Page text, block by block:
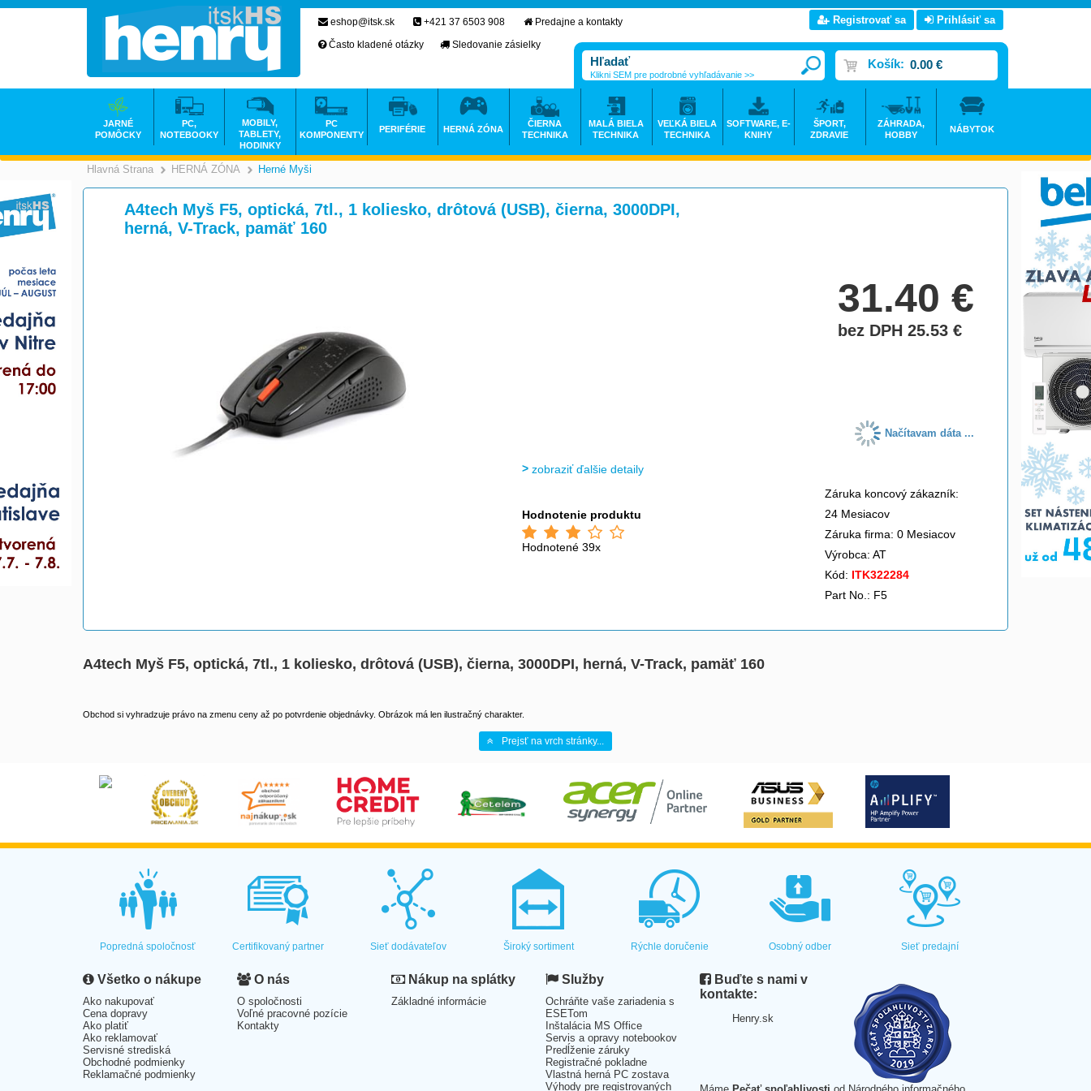
Hlavná Strana >
HERNÁ ZÓNA >
Herné Myši
A4tech Myš F5, optická, 7tl., 1 koliesko, drôtová (USB), čierna, 3000DPI,
herná, V-Track, pamäť 160
31.40€
bez DPH 25.53€
Načítavam dáta ...
zobraziť ďalšie detaily
Hodnotenie produktu
Hodnotené 39x
Záruka koncový zákazník:
24 Mesiacov
Záruka firma: 0 Mesiacov
Výrobca: AT
Kód: ITK322284
Part No.: F5
A4tech Myš F5, optická, 7tl., 1 koliesko, drôtová (USB), čierna, 3000DPI, herná, V-Track, pamäť 160
Obchod si vyhradzuje právo na zmenu ceny až po potvrdenie objednávky. Obrázok má len ilustračný charakter.
Prejsť na vrch stránky...
eshop@itsk.sk +421 37 6503 908
Predajne a kontakty
Často kladené otázky
Sledovanie zásielky
Registrovať sa Prihlásiť sa
Košík: 0.00 €
Klikni SEM pre podrobné vyhľadávanie >>
JARNÉ
POMÔCKY
PC,
NOTEBOOKY
MOBILY,
TABLETY,
HODINKY
PC
KOMPONENTY
PERIFÉRIE HERNÁ ZÓNA
ČIERNA
TECHNIKA
MALÁ BIELA
TECHNIKA
VEĽKÁ BIELA
TECHNIKA
SOFTWARE, E-
KNIHY
ŠPORT,
ZDRAVIE
ZÁHRADA,
HOBBY
NÁBYTOK
Popredná spoločnosť Certifikovaný partner Sieť dodávateľov Široký sortiment Rýchle doručenie Osobný odber Sieť predajní
Všetko o nákupe
Ako nakupovať
Cena dopravy
Ako platiť
Ako reklamovať
Servisné strediská
Obchodné podmienky
Reklamačné podmienky
O nás
O spoločnosti
Voľné pracovné pozície
Kontakty
Nákup na splátky
Základné informácie
Služby
Ochráňte vaše zariadenia s
ESETom
Inštalácia MS Office
Servis a opravy notebookov
Predĺženie záruky
Registračné pokladne
Vlastná herná PC zostava
Výhody pre registrovaných
Buďte s nami v
kontakte:
Henry.sk